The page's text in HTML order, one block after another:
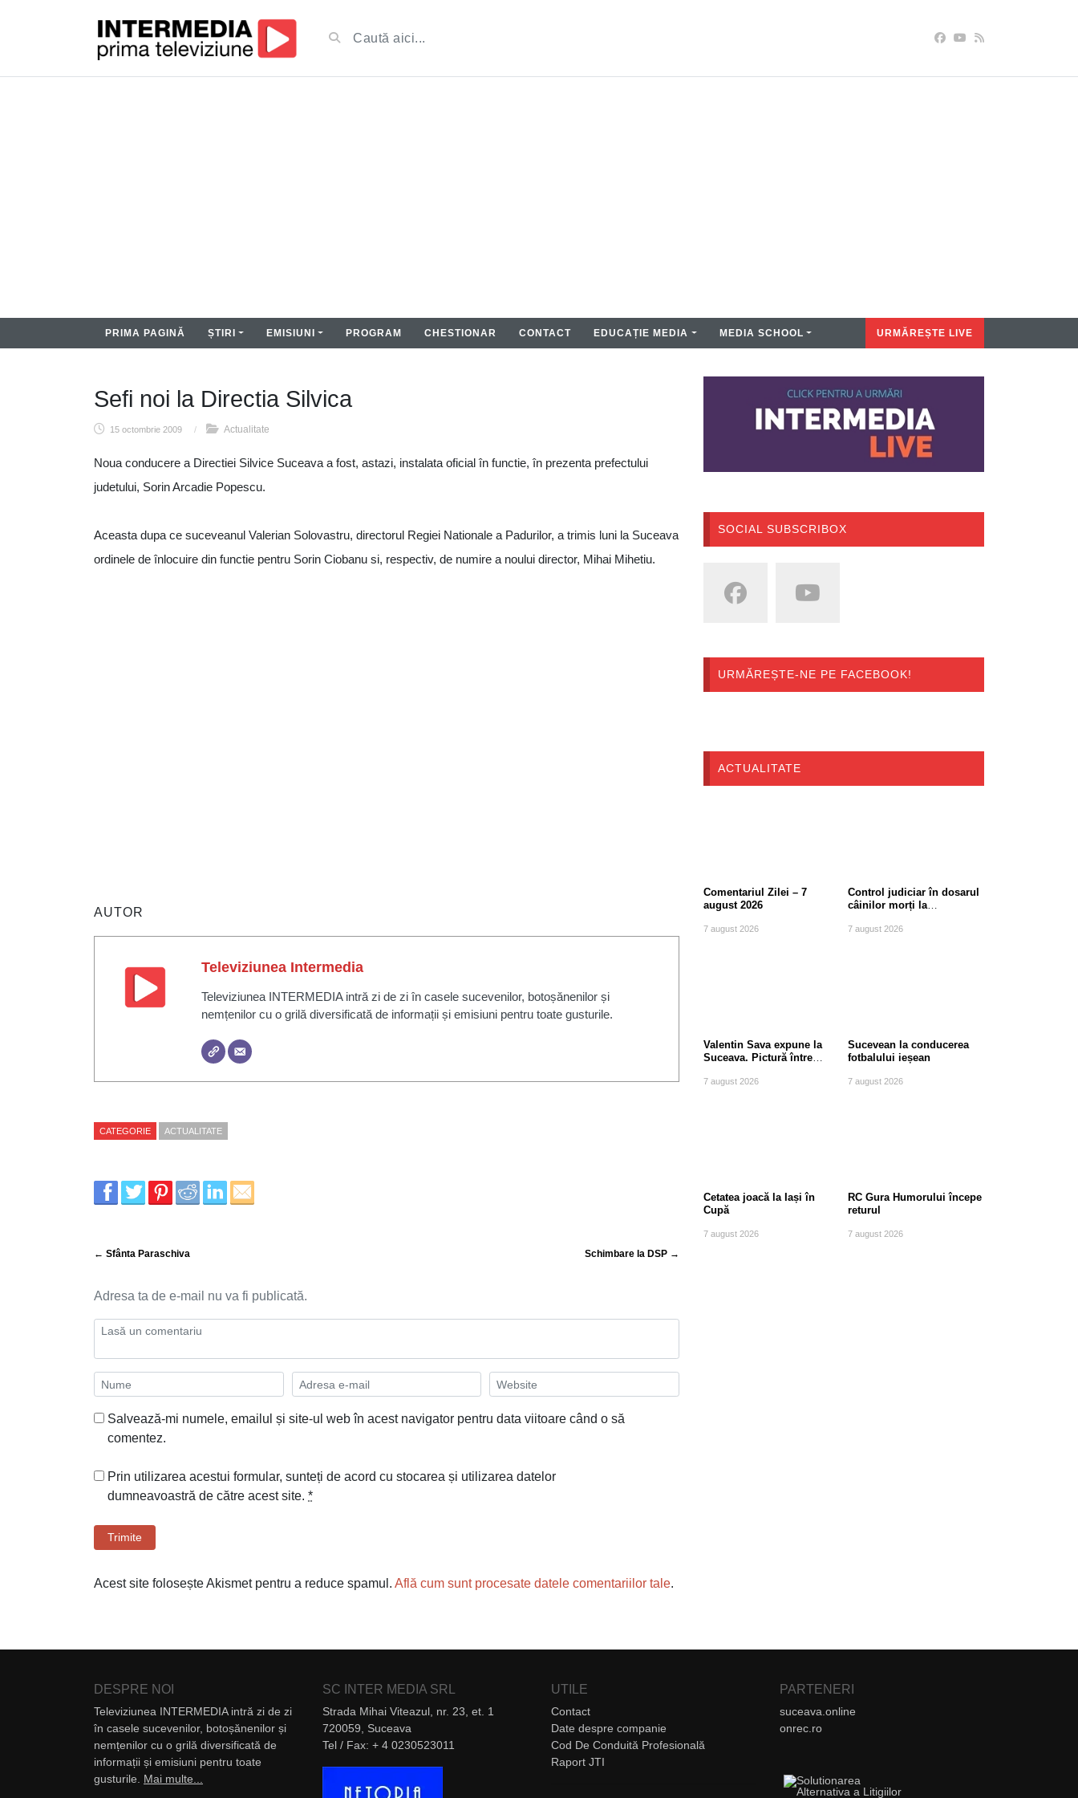
PRIMA PAGINĂ ȘTIRI EMISIUNI PROGRAM CHESTIONAR CONTACT EDUCAȚIE MEDIA MEDIA SCHOOL URMĂREȘTE LIVE
Sefi noi la Directia Silvica
15 octombrie 2009 / Actualitate
Noua conducere a Directiei Silvice Suceava a fost, astazi, instalata oficial în functie, în prezenta prefectului
judetului, Sorin Arcadie Popescu.
Aceasta dupa ce suceveanul Valerian Solovastru, directorul Regiei Nationale a Padurilor, a trimis luni la Suceava
ordinele de înlocuire din functie pentru Sorin Ciobanu si, respectiv, de numire a noului director, Mihai Mihetiu.
AUTOR
Televiziunea Intermedia
Televiziunea INTERMEDIA intră zi de zi în casele sucevenilor, botoșănenilor și
nemțenilor cu o grilă diversificată de informații și emisiuni pentru toate gusturile.
CATEGORIE ACTUALITATE
← Sfânta Paraschiva Schimbare la DSP →
Adresa ta de e-mail nu va fi publicată.
Salvează-mi numele, emailul și site-ul web în acest navigator pentru data viitoare când o să
comentez.
Prin utilizarea acestui formular, sunteți de acord cu stocarea și utilizarea datelor
dumneavoastră de către acest site. *
Trimite
Acest site folosește Akismet pentru a reduce spamul. Află cum sunt procesate datele comentariilor tale.
SOCIAL SUBSCRIBOX
URMĂREȘTE-NE PE FACEBOOK!
ACTUALITATE
Comentariul Zilei – 7
august 2026
7 august 2026
Control judiciar în dosarul
câinilor morți la
Suceava
7 august 2026
Valentin Sava expune la
Suceava. Pictură între
7 august 2026
Sucevean la conducerea
fotbalului ieșean
7 august 2026
Cetatea joacă la Iași în
Cupă
7 august 2026
RC Gura Humorului începe
returul
7 august 2026
DESPRE NOI
Televiziunea INTERMEDIA intră zi de zi
în casele sucevenilor, botoșănenilor și
nemțenilor cu o grilă diversificată de
informații și emisiuni pentru toate
gusturile. Mai multe...
SC INTER MEDIA SRL
Strada Mihai Viteazul, nr. 23, et. 1
720059, Suceava
Tel / Fax: + 4 0230523011
UTILE
Contact
Date despre companie
Cod De Conduită Profesională
Raport JTI
PARTENERI
suceava.online
onrec.ro